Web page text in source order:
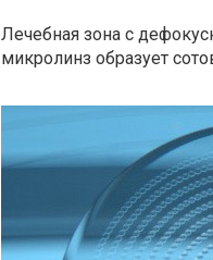
Лечебная зона с
микролинз образует